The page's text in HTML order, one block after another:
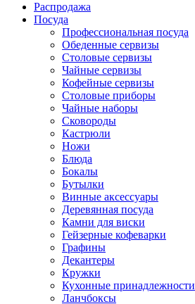
Распродажа
Посуда
Профессиональная посуда
Обеденные сервизы
Столовые сервизы
Чайные сервизы
Кофейные сервизы
Столовые приборы
Чайные наборы
Сковороды
Кастрюли
Ножи
Блюда
Бокалы
Бутылки
Винные аксессуары
Деревянная посуда
Камни для виски
Гейзерные кофеварки
Графины
Декантеры
Кружки
Кухонные принадлежности
Ланчбоксы